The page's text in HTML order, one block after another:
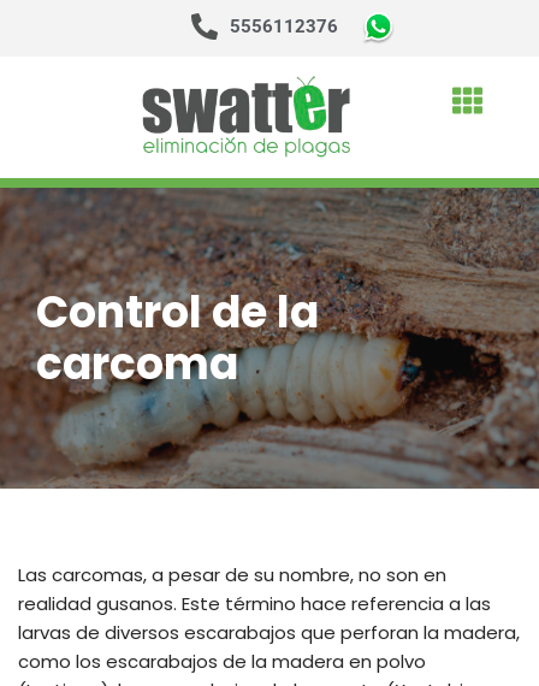
5556112376
Control de la
carcoma
Las carcomas, a pesar de su nombre, no son en
realidad gusanos. Este término hace referencia a las
larvas de diversos escarabajos que perforan la madera,
como los escarabajos de la madera en polvo